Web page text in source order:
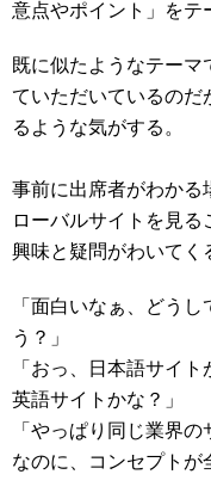
意点やポイント」をテ
既に似たようなテー
ていただいているのだ
るような気がする。
事前に出席者がわかる
ローバルサイトを見
興味と疑問がわいてく
「面白いなぁ、どう
う？」
「おっ、日本語サイ
英語サイトかな？」
「やっぱり同じ業界
なのに、コンセプトが